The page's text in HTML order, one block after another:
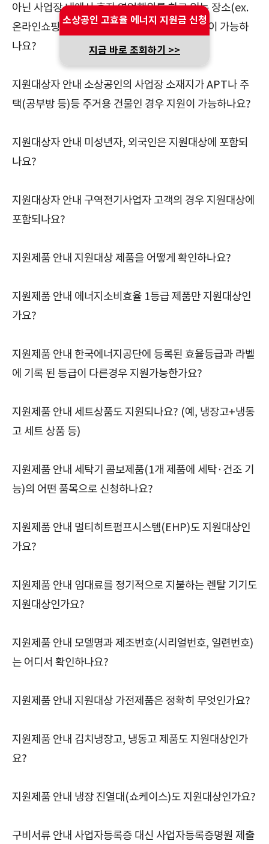
소상공인 고효율 에너지 지원금 신청
지금 바로 조회하기 >>
아닌 사업장 내에서 혼자 영업행위를 하고 있는 장소(ex.
온라인쇼핑몰)에 설치되어 있는 경우에도 지원이 가능하
나요?
지원대상자 안내 소상공인의 사업장 소재지가 APT나 주
택(공부방 등)등 주거용 건물인 경우 지원이 가능하나요?
지원대상자 안내 미성년자, 외국인은 지원대상에 포함되
나요?
지원대상자 안내 구역전기사업자 고객의 경우 지원대상에
포함되나요?
지원제품 안내 지원대상 제품을 어떻게 확인하나요?
지원제품 안내 에너지소비효율 1등급 제품만 지원대상인
가요?
지원제품 안내 한국에너지공단에 등록된 효율등급과 라벨
에 기록 된 등급이 다른경우 지원가능한가요?
지원제품 안내 세트상품도 지원되나요? (예, 냉장고+냉동
고 세트 상품 등)
지원제품 안내 세탁기 콤보제품(1개 제품에 세탁·건조 기
능)의 어떤 품목으로 신청하나요?
지원제품 안내 멀티히트펌프시스템(EHP)도 지원대상인
가요?
지원제품 안내 임대료를 정기적으로 지불하는 렌탈 기기도
지원대상인가요?
지원제품 안내 모델명과 제조번호(시리얼번호, 일련번호)
는 어디서 확인하나요?
지원제품 안내 지원대상 가전제품은 정확히 무엇인가요?
지원제품 안내 김치냉장고, 냉동고 제품도 지원대상인가
요?
지원제품 안내 냉장 진열대(쇼케이스)도 지원대상인가요?
구비서류 안내 사업자등록증 대신 사업자등록증명원 제출